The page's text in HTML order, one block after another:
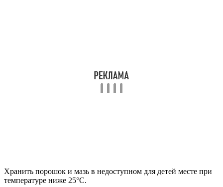
Хранить порошок и мазь в недоступном для детей месте при
температуре ниже 25°С.